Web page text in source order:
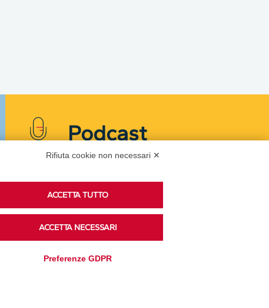
Podcast
Ascolta i podcast di approfondimento di Legacoop
su Spreaker.
Rifiuta cookie non necessari ✕
ACCETTA TUTTO
ACCETTA NECESSARI
Preferenze GDPR